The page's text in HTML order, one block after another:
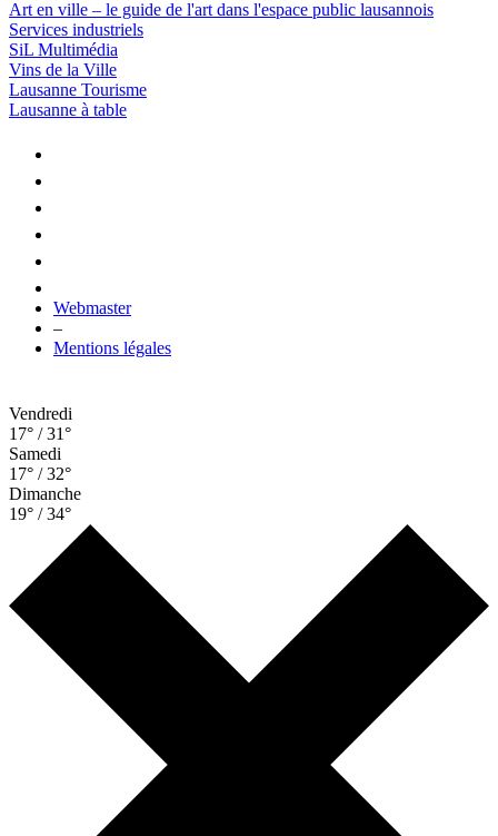
Art en ville – le guide de l'art dans l'espace public lausannois
Services industriels
SiL Multimédia
Vins de la Ville
Lausanne Tourisme
Lausanne à table
Webmaster
–
Mentions légales
Vendredi
17° / 31°
Samedi
17° / 32°
Dimanche
19° / 34°